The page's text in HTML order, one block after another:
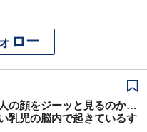
ロー
の顔をジーッと見るのか…
乳児の脳内で起きているす